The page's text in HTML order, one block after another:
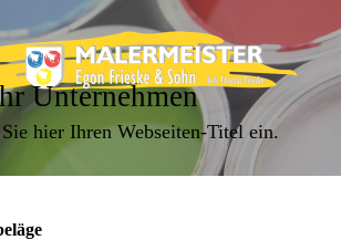
Unternehmen
hier Ihren Webseiten-Titel ein.